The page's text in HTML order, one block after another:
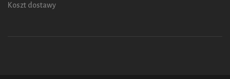
Koszt dostawy